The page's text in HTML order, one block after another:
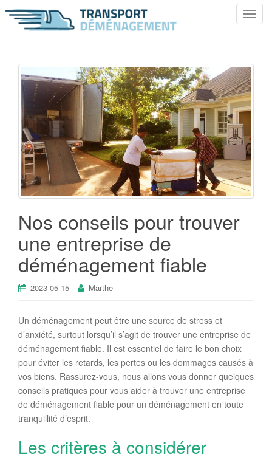
T
l
e
n
a
i
g
a
t
i
Nos conseils pour trouver
une entreprise de
déménagement fiable
2023-05-15 Marthe
Un déménagement peut être une source de stress et
d’anxiété, surtout lorsqu’il s’agit de trouver une entreprise de
déménagement fiable. Il est essentiel de faire le bon choix
pour éviter les retards, les pertes ou les dommages causés à
vos biens. Rassurez-vous, nous allons vous donner quelques
conseils pratiques pour vous aider à trouver une entreprise
de déménagement fiable pour un déménagement en toute
tranquillité d’esprit.
Les critères à considérer